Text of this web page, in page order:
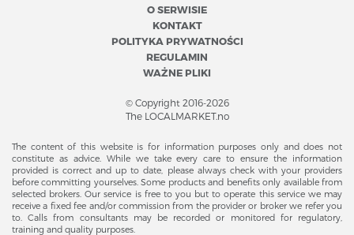
O SERWISIE
KONTAKT
POLITYKA PRYWATNOŚCI
REGULAMIN
WAŻNE PLIKI
© Copyright 2016-2026
The LOCALMARKET.no
The content of this website is for information purposes only and does not
constitute as advice. While we take every care to ensure the information
provided is correct and up to date, please always check with your providers
before committing yourselves. Some products and benefits only available from
selected brokers. Our service is free to you but to operate this service we may
receive a fixed fee and/or commission from the provider or broker we refer you
to. Calls from consultants may be recorded or monitored for regulatory,
training and quality purposes.